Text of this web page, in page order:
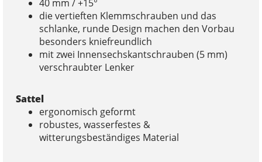
40 mm / +15°
die vertieften Klemmschrauben und das
schlanke, runde Design machen den Vorbau
besonders kniefreundlich
mit zwei Innensechskantschrauben (5 mm)
verschraubter Lenker
Sattel
ergonomisch geformt
robustes, wasserfestes &
witterungsbeständiges Material